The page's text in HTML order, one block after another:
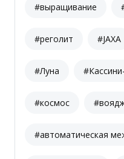
#выращивание
#реголит #JAXA
#Луна
#космос
#автоматическая